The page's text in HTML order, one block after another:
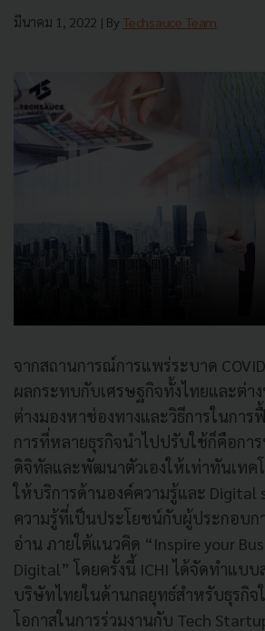
มีนาคม 1, 2022 | By Techsauce Team
จากสถานการณ์การแพร่ระบาด
ผลกระทบกับเศรษฐกิจทั้งไทยและต่า
ต่างมองหาช่องทางและวิธีการในกา
การที่หลายธุรกิจนำไปปรับใช้ก็คือกา
ดิจิทัลและพัฒนาตัวเองให้เท่าทันเทค
ให้บริการด้านองค์ความรู้และ Digital
ความรู้ที่เป็นประโยชน์กับผู้ประกอบ
อ่าน ภายใต้แนวคิด “Inspire your
Digital” โดยครั้งนี้ ICHI ได้จัดทำแบ
บริษัทไทยในด้านกลยุทธ์สำหรับธุรกิจ
โอกาสในการร่วมงานกับ Tech